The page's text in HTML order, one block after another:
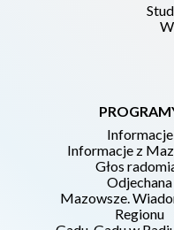
Informacje
Informacje z
Głos
Odjechana
Mazowsze.
Regionu